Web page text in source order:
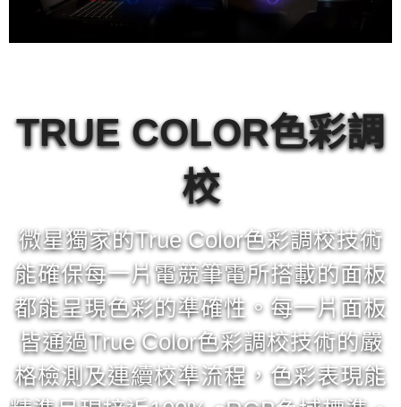
TRUE COLOR色彩調
校
微星獨家的True Color色彩調校技術
能確保每一片電競筆電所搭載的面板
都能呈現色彩的準確性。每一片面板
皆通過True Color色彩調校技術的嚴
格檢測及連續校準流程，色彩表現能